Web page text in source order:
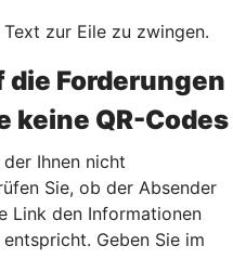
zur Eile zu zwingen.
die Forderungen
keine QR-Codes
Ihnen nicht
Sie, ob der Absender
Link den Informationen
Geben Sie im